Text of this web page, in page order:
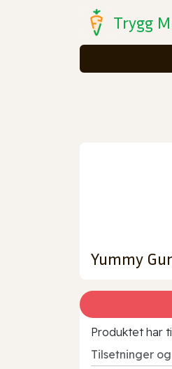
Trygg
Yummy
Produktet har
Tilsetninger